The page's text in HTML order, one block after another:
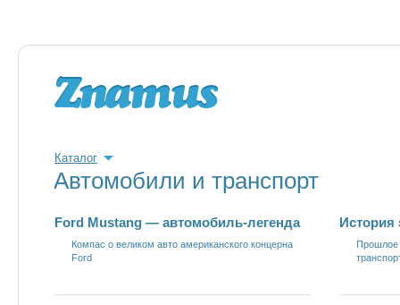
Каталог
Автомобили и транспорт
Ford Mustang — автомобиль-легенда
Компас о великом авто американского концерна
Ford
История
Прошлое